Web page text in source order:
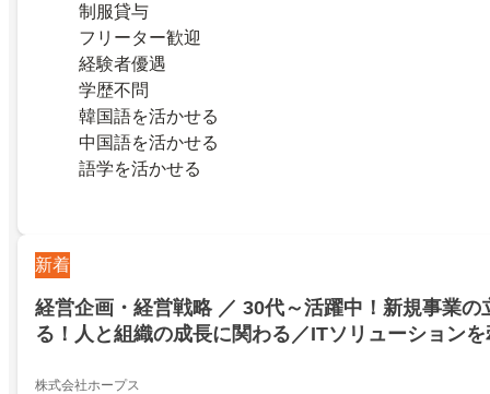
制服貸与
フリーター歓迎
経験者優遇
学歴不問
韓国語を活かせる
中国語を活かせる
語学を活かせる
新着
経営企画・経営戦略 ／ 30代～活躍中！新規事業の
る！人と組織の成長に関わる／ITソリューション
株式会社ホープス